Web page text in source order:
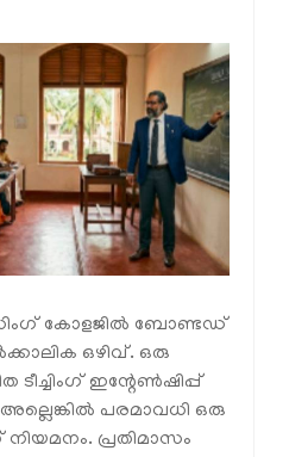
കോളജില്‍ ബോണ്ടഡ്
ഒഴിവ്. ഒരു
ഇന്റേണ്‍ഷിപ്പ്
പരമാവധി ഒരു
പ്രതിമാസം